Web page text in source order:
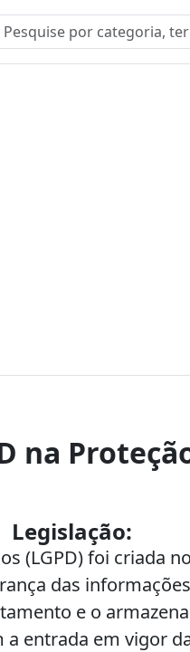
na
Legislação:
(LGPD) foi criada
das
e o
entrada em vigor